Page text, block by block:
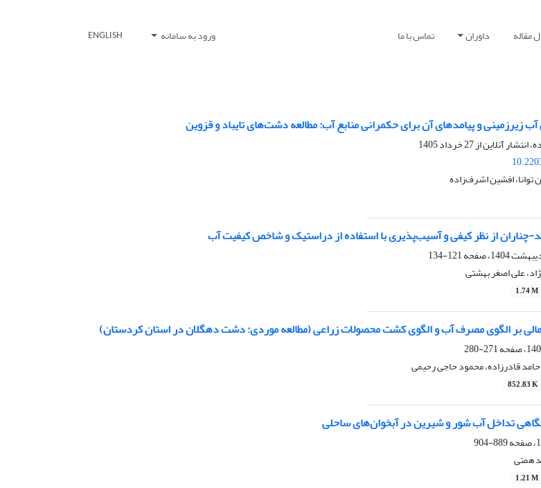
مقاله داوران تماس با ما ورود به سامانه ENGLISH
زیرزمینی و پیامدهای آن برای حکمرانی منابع آب: مطالعه دشت‌های تایباد و قزوین
انتشار آنلاین از27 خرداد 1405
توانا، افشین اشرف‌زاده
از نظر کیفی و آسیب‌پذیری با استفاده از دراستیک و شاخص کیفیت آب
121-134
علی اصغر بهشتی
1.74 M
بر الگوی مصرف آب و الگوی کشت محصولات زراعی (مطالعه موردی: دشت دهگلان در استان کردستان)
271-280
قادرزاده، محمود حاجی رحیمی
852.83 K
تداخل آب شور و شیرین در آبخوان‌های ساحلی
889-904
همتی
1.21 M